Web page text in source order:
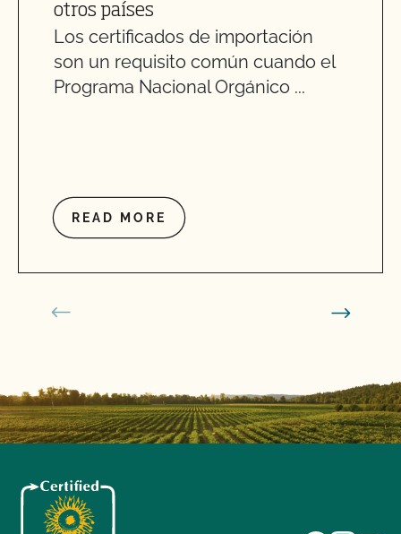
otros países
Los certificados de importación
son un requisito común cuando el
Programa Nacional Orgánico ...
READ MORE